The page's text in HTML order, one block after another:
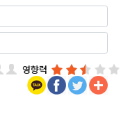
영향력